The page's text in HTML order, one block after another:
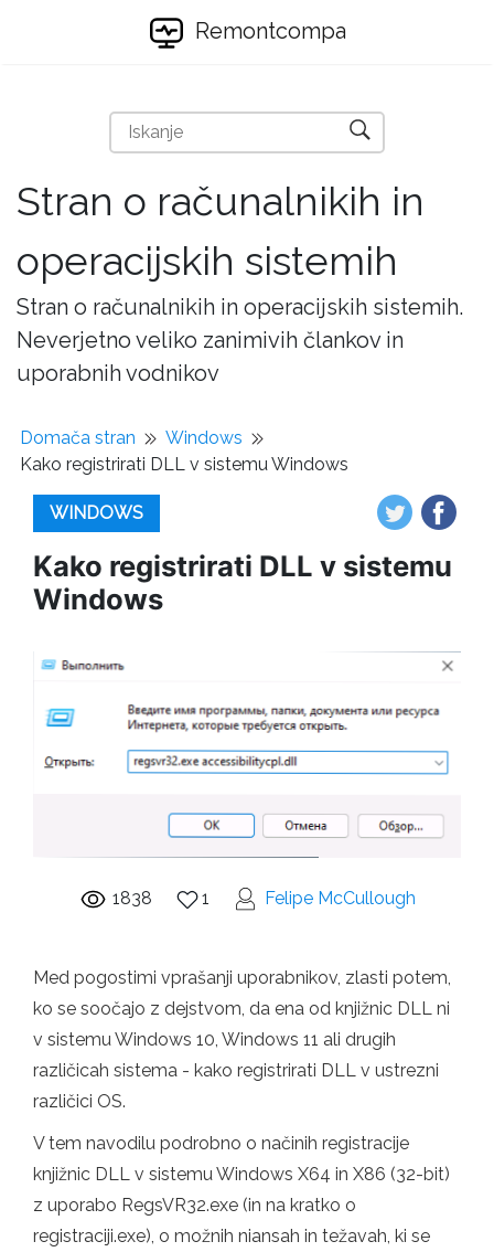
Remontcompa
Stran o računalnikih in
operacijskih sistemih
Stran o računalnikih in operacijskih sistemih.
Neverjetno veliko zanimivih člankov in
uporabnih vodnikov
Domača stran
Windows
Kako registrirati DLL v sistemu Windows
WINDOWS
Kako registrirati DLL v sistemu
Windows
1838 1 Felipe McCullough
Med pogostimi vprašanji uporabnikov, zlasti potem,
ko se soočajo z dejstvom, da ena od knjižnic DLL ni
v sistemu Windows 10, Windows 11 ali drugih
različicah sistema - kako registrirati DLL v ustrezni
različici OS.
V tem navodilu podrobno o načinih registracije
knjižnic DLL v sistemu Windows X64 in X86 (32-bit)
z uporabo RegsVR32.exe (in na kratko o
registraciji.exe), o možnih niansah in težavah, ki se